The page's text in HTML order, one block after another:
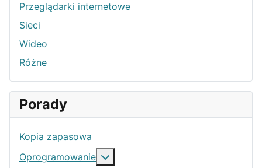
Przeglądarki internetowe
Sieci
Wideo
Różne
Porady
Kopia zapasowa
Oprogramowanie